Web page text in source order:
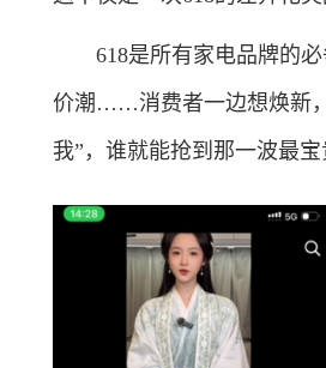
618是所有家电品牌的必
价潮……消费者一边想焕新
我”，谁就能抢到那一波最